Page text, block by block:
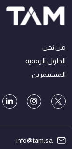
من نحن
الحلول الرقمية
المستثمرين
info@tam.sa